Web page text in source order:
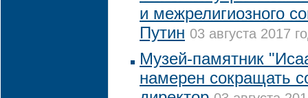
и межрелигиозного
Путин 03 августа 2017
Музей-памятник
намерен сокращать